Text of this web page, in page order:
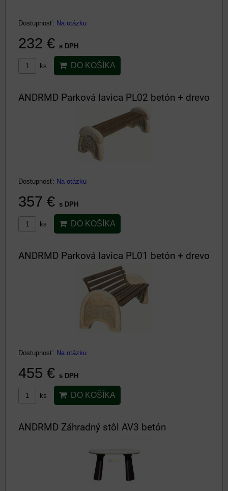
Dostupnosť: Na otázku
232 € s DPH
ks DO KOŠÍKA
ANDRMD Parková lavica PL02 betón + drevo
Dostupnosť: Na otázku
357 € s DPH
ks DO KOŠÍKA
ANDRMD Parková lavica PL01 betón + drevo
Dostupnosť: Na otázku
455 € s DPH
ks DO KOŠÍKA
ANDRMD Záhradný stôl AV3 betón